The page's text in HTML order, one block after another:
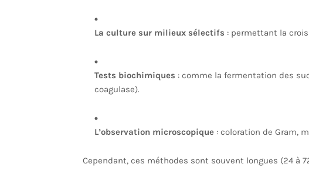
La culture sur milieux sélectifs : permettant la
Tests biochimiques : comme la fermentation des
coagulase).
L’observation microscopique: coloration de Gram,
Cependant, ces méthodes sont souvent longues (24 à